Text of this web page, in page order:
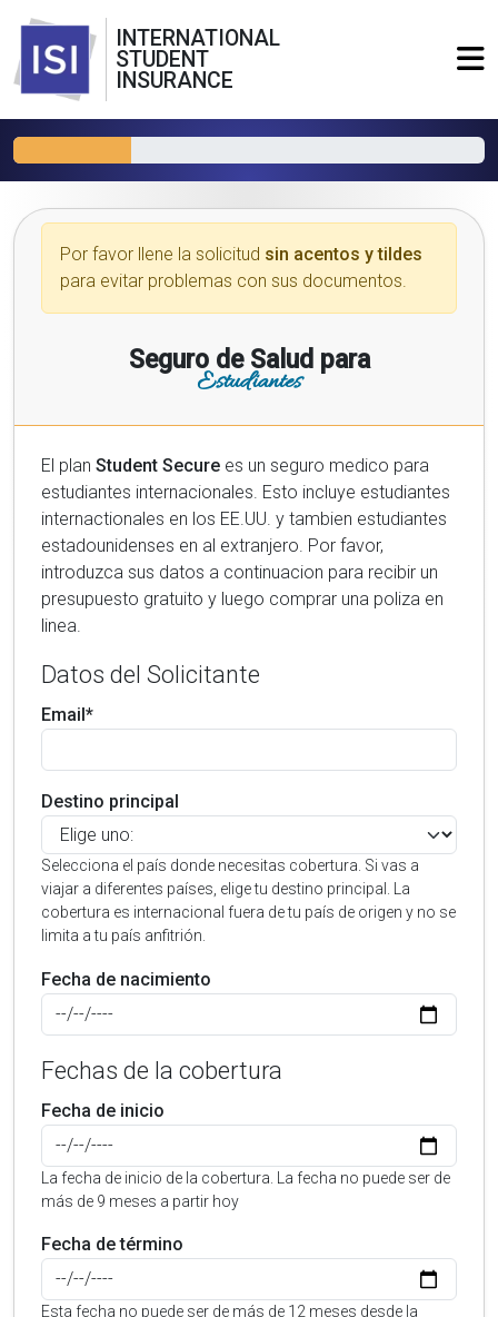
INTERNATIONAL
STUDENT
INSURANCE
Por favor llene la solicitud sin acentos y tildes
para evitar problemas con sus documentos.
Seguro de Salud para
Estudiantes
El plan Student Secure es un seguro medico para
estudiantes internacionales. Esto incluye estudiantes
internactionales en los EE.UU. y tambien estudiantes
estadounidenses en al extranjero. Por favor,
introduzca sus datos a continuacion para recibir un
presupuesto gratuito y luego comprar una poliza en
linea.
Datos del Solicitante
Email*
Destino principal
Selecciona el país donde necesitas cobertura. Si vas a
viajar a diferentes países, elige tu destino principal. La
cobertura es internacional fuera de tu país de origen y no se
limita a tu país anfitrión.
Fecha de nacimiento
Fechas de la cobertura
Fecha de inicio
La fecha de inicio de la cobertura. La fecha no puede ser de
más de 9 meses a partir hoy
Fecha de término
Esta fecha no puede ser de más de 12 meses desde la